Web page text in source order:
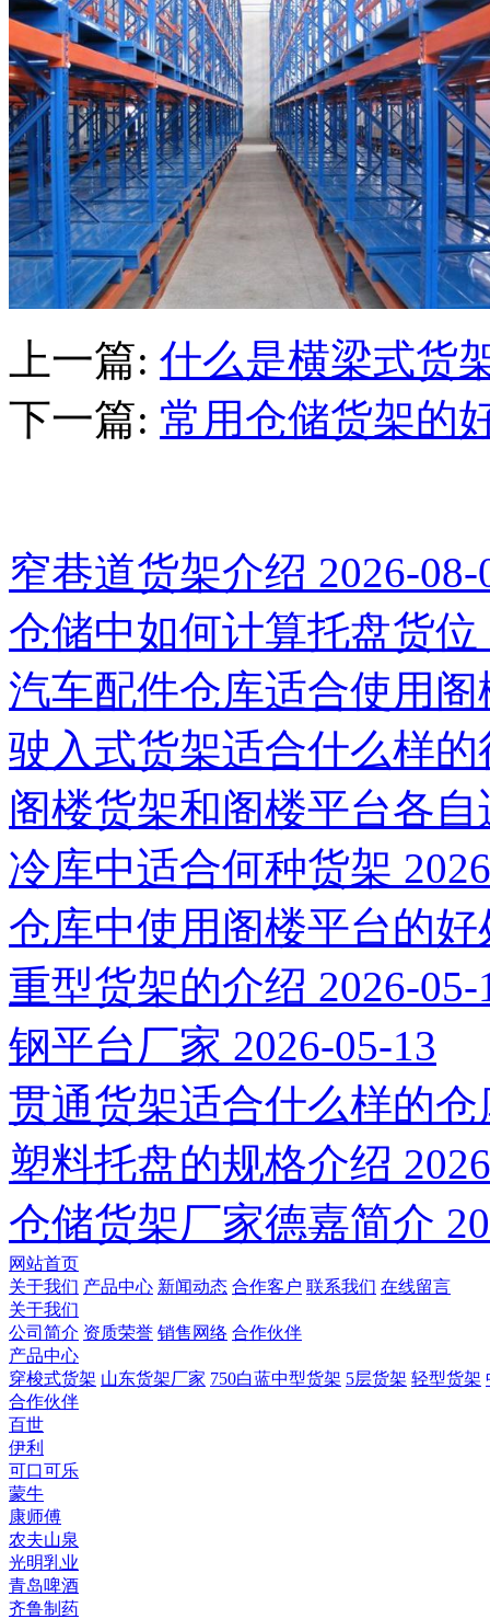
上一篇: 什么是横梁式货
下一篇: 常用仓储货架的
窄巷道货架介绍 2026-08-
仓储中如何计算托盘货位
汽车配件仓库适合使用
驶入式货架适合什么样的
阁楼货架和阁楼平台各
冷库中适合何种货架
仓库中使用阁楼平台的好
重型货架的介绍 2026-05-
钢平台厂家 2026-05-13
贯通货架适合什么样的仓
塑料托盘的规格介绍
仓储货架厂家德嘉简介
网站首页
关于我们 产品中心 新闻动态 合作客户 联系我们 在线留言
关于我们
公司简介 资质荣誉 销售网络 合作伙伴
产品中心
穿梭式货架 山东货架厂家 750白蓝中型货架 5层货架 轻型货架
合作伙伴
百世
伊利
可口可乐
蒙牛
康师傅
农夫山泉
光明乳业
青岛啤酒
齐鲁制药